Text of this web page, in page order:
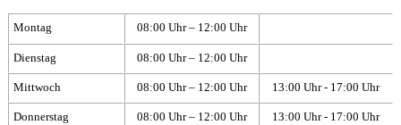
Montag 08:00 Uhr – 12:00 Uhr
Dienstag 08:00 Uhr – 12:00 Uhr
Mittwoch 08:00 Uhr – 12:00 Uhr 13:00 Uhr - 17:00 Uhr
Donnerstag 08:00 Uhr – 12:00 Uhr 13:00 Uhr - 17:00 Uhr